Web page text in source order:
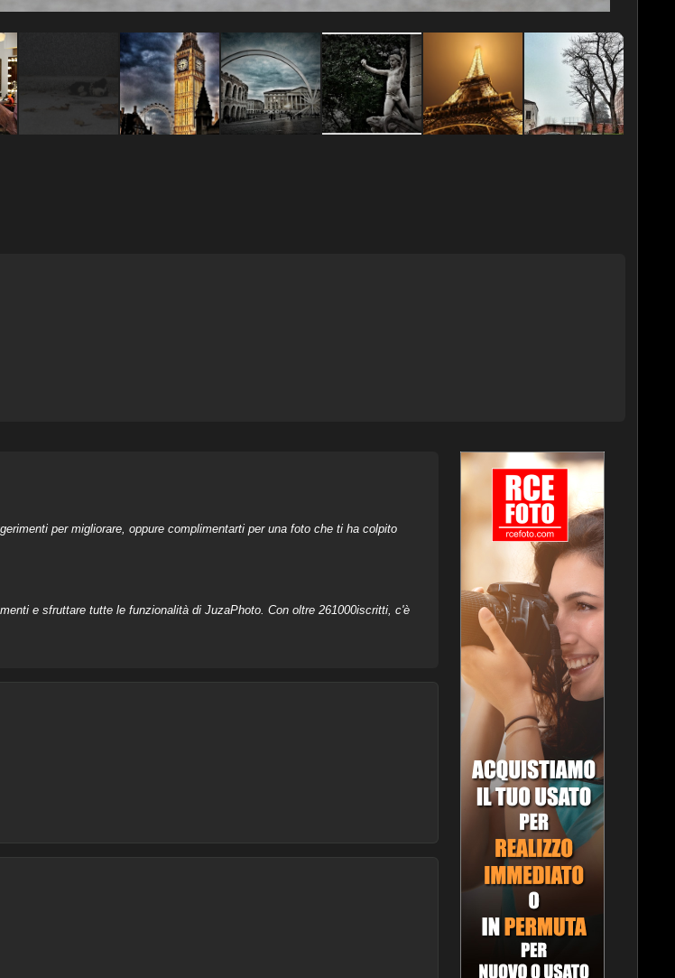
per migliorare, oppure complimentarti per una foto che ti ha colpito
e sfruttare tutte le funzionalità di JuzaPhoto. Con oltre 261000iscritti, c'è